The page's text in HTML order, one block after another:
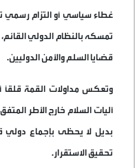
غطاء سياسي أو التزام رسمي
تمسكه بالنظام الدولي
قضايا السلم والأمن الدوليين.
وتعكس مداولات القمة قلقًا
آليات السلام خارج الأطر
بديل لا يحظى بإجماع دولي
تحقيق الاستقرار.